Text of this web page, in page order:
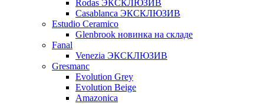
Rodas ЭКСКЛЮЗИВ
Сasablanca ЭКСКЛЮЗИВ
Estudio Ceramico
Glenbrook новинка на складе
Fanal
Venezia ЭКСКЛЮЗИВ
Gresmanc
Evolution Grey
Evolution Beige
Amazonica